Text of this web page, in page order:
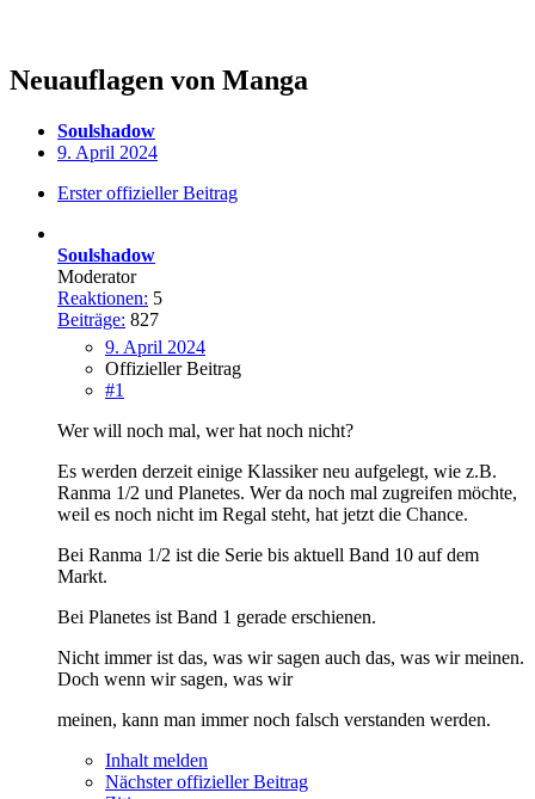
Neuauflagen von Manga
Soulshadow
9. April 2024
Erster offizieller Beitrag
Soulshadow
Moderator
Reaktionen: 5
Beiträge: 827
9. April 2024
Offizieller Beitrag
#1
Wer will noch mal, wer hat noch nicht?
Es werden derzeit einige Klassiker neu aufgelegt, wie z.B.
Ranma 1/2 und Planetes. Wer da noch mal zugreifen möchte,
weil es noch nicht im Regal steht, hat jetzt die Chance.
Bei Ranma 1/2 ist die Serie bis aktuell Band 10 auf dem
Markt.
Bei Planetes ist Band 1 gerade erschienen.
Nicht immer ist das, was wir sagen auch das, was wir meinen.
Doch wenn wir sagen, was wir
meinen, kann man immer noch falsch verstanden werden.
Inhalt melden
Nächster offizieller Beitrag